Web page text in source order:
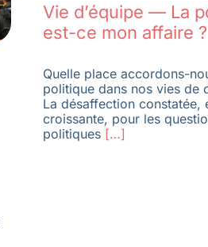
Vie d’équipe — La
est-ce mon affaire ?
Quelle place accordons-
politique dans nos vies de
La désaffection constatée,
croissante, pour les
politiques[…]